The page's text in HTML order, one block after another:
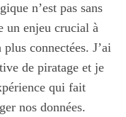
n’est pas sans
un enjeu crucial à
connectées. J’ai
de piratage et je
qui fait
nos données.